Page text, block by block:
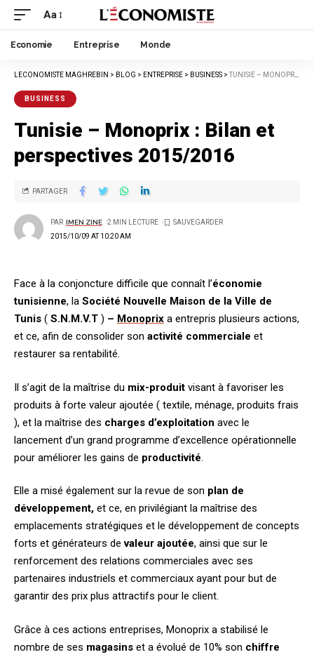
Aa
Economie Entreprise Monde
LECONOMISTE MAGHREBIN > BLOG > ENTREPRISE > BUSINESS >TUNISIE – MONOPRIX : BILAN ET PERSPECTIVES 2015/2016
BUSINESS
Tunisie – Monoprix : Bilan et
perspectives 2015/2016
2015/10/09 AT 10:20 AM
PAR IMEN ZINE 2 MIN LECTURE
PARTAGER
Face à la conjoncture difficile que connaît l’économie
tunisienne, la Société Nouvelle Maison de la Ville de
Tunis ( S.N.M.V.T ) – Monoprix a entrepris plusieurs actions,
et ce, afin de consolider son activité commerciale et
restaurer sa rentabilité.
Il s’agit de la maîtrise du mix-produit visant à favoriser les
produits à forte valeur ajoutée ( textile, ménage, produits frais
), et la maîtrise des charges d’exploitation avec le
lancement d’un grand programme d’excellence opérationnelle
pour améliorer les gains de productivité
Elle a misé également sur la revue de son plan de
développement, et ce, en privilégiant la maîtrise des
emplacements stratégiques et le développement de concepts
forts et générateurs devaleur ajoutée, ainsi que sur le
renforcement des relations commerciales avec ses
partenaires industriels et commerciaux ayant pour but de
garantir des prix plus attractifs pour le client.
Grâce à ces actions entreprises, Monoprix a stabilisé le
nombre de ses magasins et a évolué de 10% son chiffre